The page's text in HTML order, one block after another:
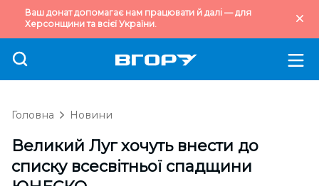
Ваш донат допомагає нам працювати й далі — для
Херсонщини та всієї України.
Головна Новини
Великий Луг хочуть внести до
списку всесвітньої спадщини